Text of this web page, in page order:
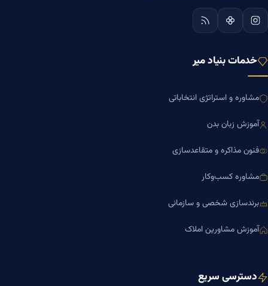
خدمات بنیاد میر
مشاوره و استراتژی انتخاباتی
آموزش زبان بدن
فنون مذاکره و متقاعدسازی
مشاوره کسب‌وکار
برندسازی شخصی و سازمانی
آموزش مشاورین املاک
دسترسی سریع